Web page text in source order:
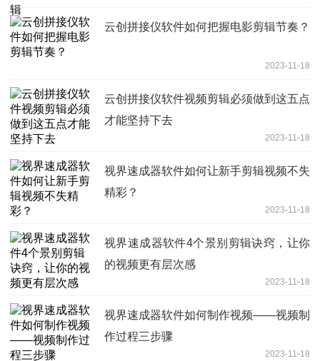
云创拼接仪软件如何把握电影剪辑节奏？
2023-11-18
云创拼接仪软件视频剪辑必须做到这五点
才能坚持下去
2023-11-18
视界速成器软件如何让新手剪辑视频不失
精彩？
2023-11-18
视界速成器软件4个景别剪辑诀窍，让你
的视频更有层次感
2023-11-18
视界速成器软件如何制作视频——视频制
作过程三步骤
2023-11-18